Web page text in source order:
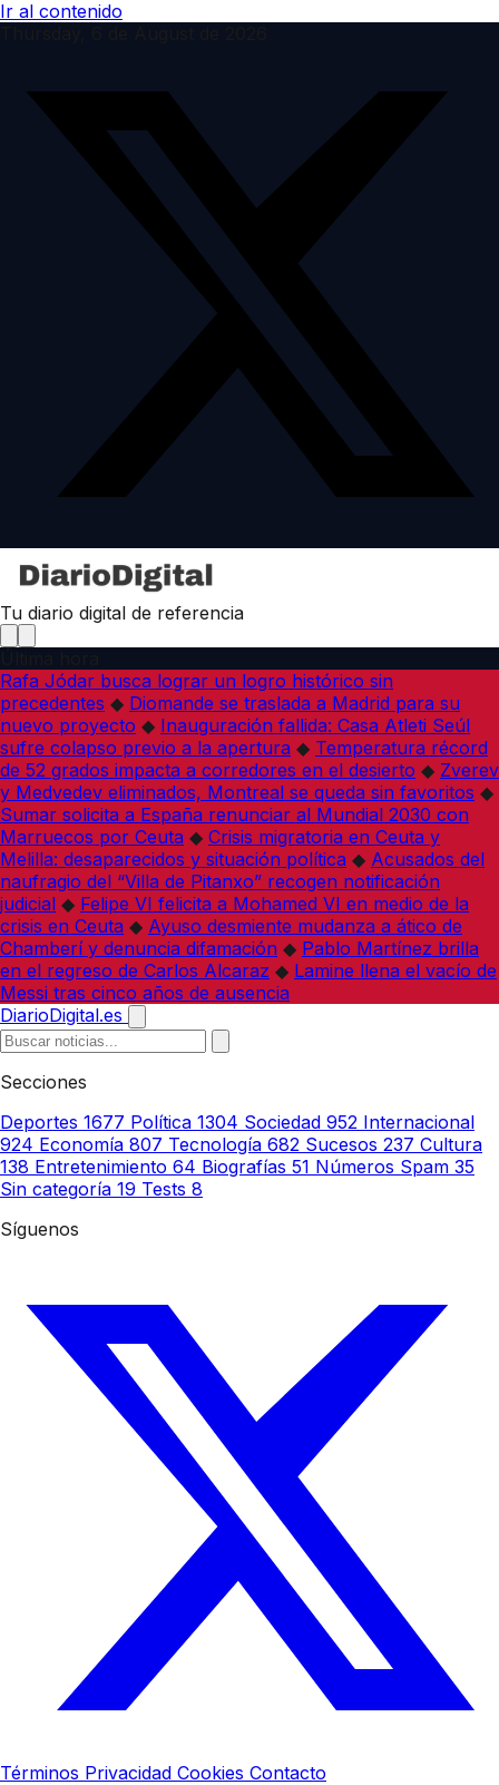
Ir al contenido
Tu diario digital de referencia
Rafa Jódar busca lograr un logro histórico sin
precedentes ◆ Diomande se traslada a Madrid para su
nuevo proyecto ◆ Inauguración fallida: Casa Atleti Seúl
sufre colapso previo a la apertura ◆ Temperatura récord
de 52 grados impacta a corredores en el desierto ◆ Zverev
y Medvedev eliminados, Montreal se queda sin favoritos ◆
Sumar solicita a España renunciar al Mundial 2030 con
Marruecos por Ceuta ◆ Crisis migratoria en Ceuta y
Melilla: desaparecidos y situación política ◆ Acusados del
naufragio del “Villa de Pitanxo” recogen notificación
judicial ◆ Felipe VI felicita a Mohamed VI en medio de la
crisis en Ceuta ◆ Ayuso desmiente mudanza a ático de
Chamberí y denuncia difamación ◆ Pablo Martínez brilla
en el regreso de Carlos Alcaraz ◆ Lamine llena el vacío de
Messi tras cinco años de ausencia
DiarioDigital.es
Secciones
Deportes 1677 Política 1304 Sociedad 952 Internacional
924 Economía 807 Tecnología 682 Sucesos 237 Cultura
138 Entretenimiento 64 Biografías 51 Números Spam 35
Sin categoría 19 Tests 8
Síguenos
Términos Privacidad Cookies Contacto